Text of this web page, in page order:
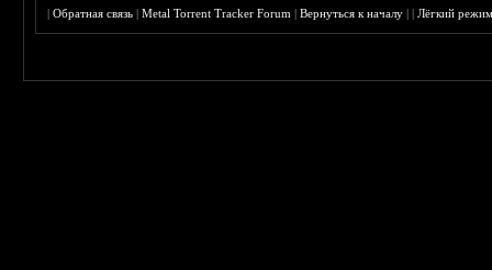
|Обратная связь |Metal Torrent Tracker Forum |Вернуться к началу ||Лёгкий